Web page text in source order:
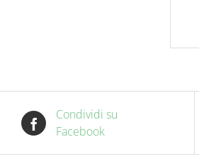
Condividi su
Facebook